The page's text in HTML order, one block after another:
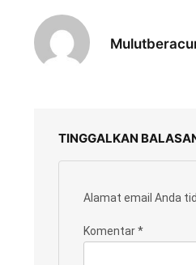
TINGGALKAN
Alamat email Anda
Komentar*